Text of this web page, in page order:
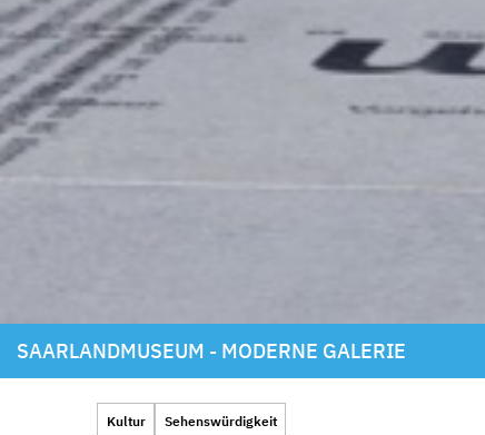
SAARLANDMUSEUM - MODERNE GALERIE
Kultur Sehenswürdigkeit